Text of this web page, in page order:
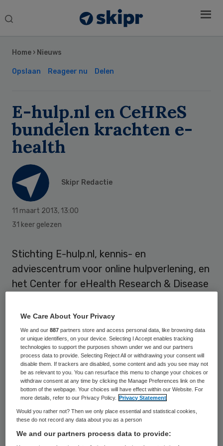
Search
Home › Nieuws
Opslaan Reageer nu Delen
E-hulp.nl en CeHReS
bundelen krachten e-
health
Skipr Redactie
11 maart 2013, 13:00
31 keer gelezen
Stichting E-hulp.nl, kennis- en
adviescentrum voor online hulpverlening, en
het Center for eHealth Research & Disease
Enschede zijn maandag een
samenwerkingsverband aangegaan op het
gebied van implementatie en onderzoek
naar online hulpverlening.
Beide partijen willen zo de kwaliteit van
online hulpverlening verbeteren en
opschaling versnellen. “Voor succesvolle
invoering van online hulpverlening is
betrokkenheid van verschillende
Sidebar
We Care About Your Privacy
We and our887 partners store and access personal data, like browsing data
or unique identifiers, on your device. Selecting I Accept enables tracking
technologies to support the purposes shown under we and our partners
process data to provide. Selecting Reject All or withdrawing your consent will
disable them. If trackers are disabled, some content and ads you see may not
be as relevant to you. You can resurface this menu to change your choices or
withdraw consent at any time by clicking the Manage Preferences link on the
bottom of the webpage. Your choices will have effect within our Website. For
more details, refer to our Privacy Policy.
Privacy Statement
Would you rather not? Then we only place essential and statistical cookies,
these do not record any data about you as a person
We and our partners process data to provide: